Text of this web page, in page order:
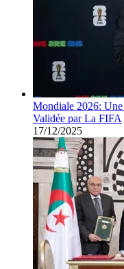
Mondiale 2026:
Validée par La FIFA
17/12/2025